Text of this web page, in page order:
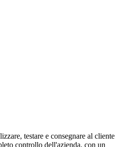
testare e consegnare al cliente
controllo dell'azienda, con un